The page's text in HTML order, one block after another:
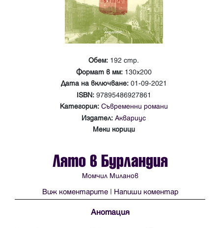
Обем: 192 стр.
Формат в мм: 130x200
Дата на включване: 01-09-2021
ISBN: 97895486927861
Категория: Съвременни романи
Издател: Аквариус
Меки корици
Лято в Бурландия
Момчил Миланов
Виж коментарите | Напиши коментар
Анотация